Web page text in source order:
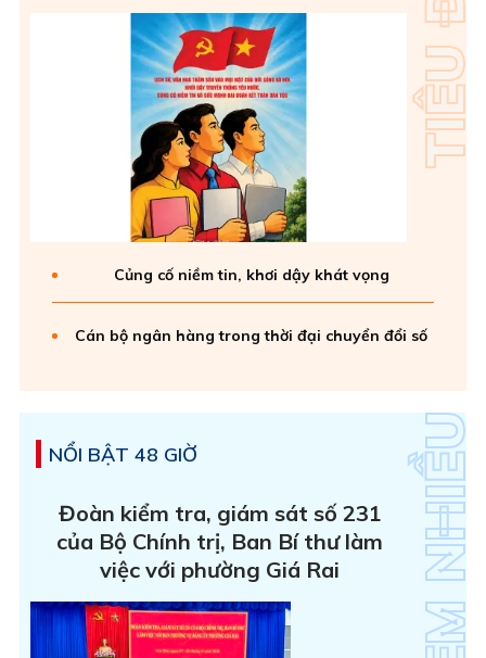
Củng cố niềm tin, khơi dậy khát vọng
Cán bộ ngân hàng trong thời đại chuyển đổi số
NỔI BẬT 48 GIỜ
Đoàn kiểm tra, giám sát số 231
của Bộ Chính trị, Ban Bí thư làm
việc với phường Giá Rai